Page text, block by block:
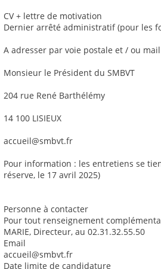
CV + lettre de motivation
Dernier arrêté administratif (pour les
A adresser par voie postale et / ou
Monsieur le Président du SMBVT
204 rue René Barthélémy
14 100 LISIEUX
accueil@smbvt.fr
Pour information : les entretiens se
réserve, le 17 avril 2025)
Personne à contacter
Pour tout renseignement
MARIE, Directeur, au 02.31.32.55.50
Email
accueil@smbvt.fr
Date limite de candidature